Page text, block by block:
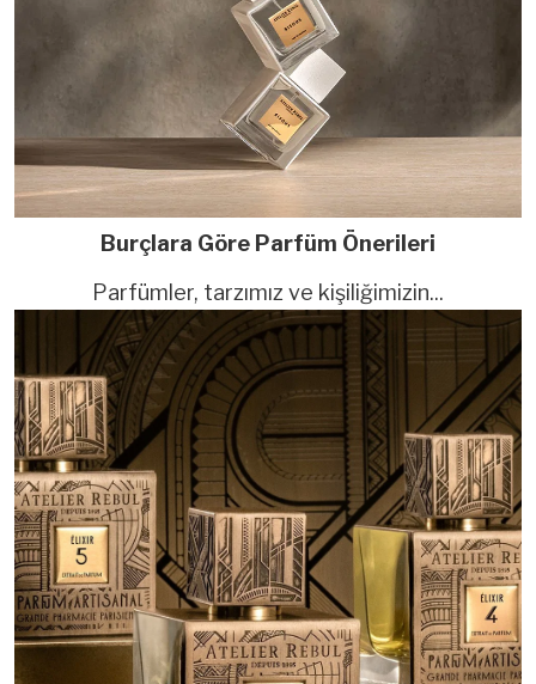
Burçlara Göre Parfüm Önerileri
Parfümler, tarzımız ve kişiliğimizin...